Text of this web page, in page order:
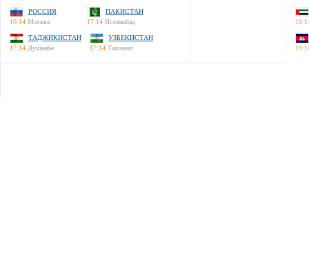
РОССИЯ
16:14 Москва
ПАКИСТАН
17:14 Исламабад
ТАДЖИКИСТАН
17:14 Душанбе
УЗБЕКИСТАН
17:14 Ташкент